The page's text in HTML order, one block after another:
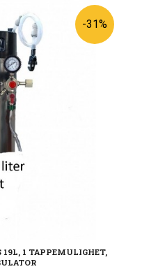
19L, 1 TAPPEMULIGHET,
-31%